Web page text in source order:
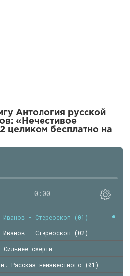
Антология русской
«Нечестивое
целиком бесплатно на
0:00
Иванов - Стереоскоп (01)
Иванов - Стереоскоп (02)
смерти
Рассказ неизвестного (01)